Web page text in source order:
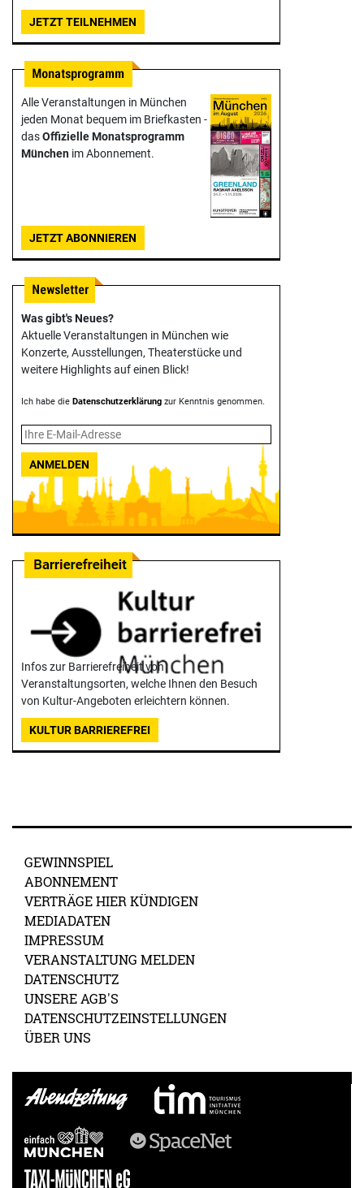
JETZT TEILNEHMEN
Alle Veranstaltungen in München
jeden Monat bequem im Briefkasten -
dasOffizielle Monats­programm
München im Abonnement.
JETZT ABONNIEREN
Was gibt's Neues?
Aktuelle Veranstaltungen in München wie
Konzerte, Ausstellungen, Theater­stücke und
weitere Highlights auf einen Blick!
Ich habe die Datenschutzerklärung zur Kenntnis genommen.
ANMELDEN
Infos zur Barrierefreiheit von
Veranstaltungsorten, welche Ihnen den Besuch
von Kultur-Angeboten erleichtern können.
KULTUR BARRIEREFREI
GEWINNSPIEL
ABONNEMENT
VERTRÄGE HIER KÜNDIGEN
MEDIADATEN
IMPRESSUM
VERANSTALTUNG MELDEN
DATENSCHUTZ
UNSERE AGB'S
DATENSCHUTZEINSTELLUNGEN
ÜBER UNS